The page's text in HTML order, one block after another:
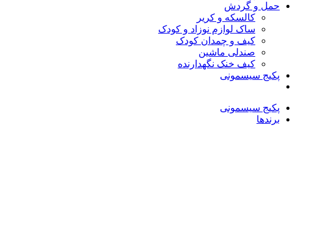
حمل و گردش
کالسکه و کریر
ساک لوازم نوزاد و کودک
کیف و چمدان کودک
صندلی ماشین
کیف خنک نگهدارنده
پکیج سیسمونی
پکیج سیسمونی
برندها